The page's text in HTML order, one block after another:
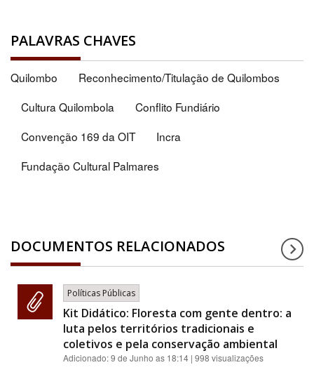
PALAVRAS CHAVES
Quilombo
Reconhecimento/Titulação de Quilombos
Cultura Quilombola
Conflito Fundiário
Convenção 169 da OIT
Incra
Fundação Cultural Palmares
DOCUMENTOS RELACIONADOS
Políticas Públicas
Kit Didático: Floresta com gente dentro: a
luta pelos territórios tradicionais e
coletivos e pela conservação ambiental
Adicionado:9 de Junho as 18:14 | 998 visualizações